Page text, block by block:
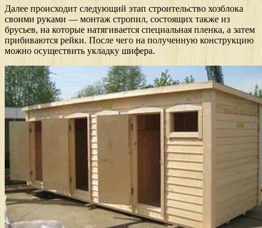
Далее происходит следующий этап строительство хозблока
своими руками — монтаж стропил, состоящих также из
брусьев, на которые натягивается специальная пленка, а затем
прибиваются рейки. После чего на полученную конструкцию
можно осуществить укладку шифера.